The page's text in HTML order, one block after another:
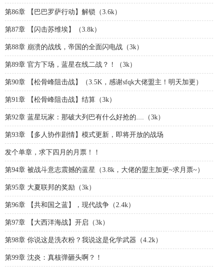
第86章 【巴巴罗萨行动】解锁（3.6k）
第87章 【闪击苏维埃】（3.8k）
第88章 崩溃的战线，帝国的全面闪电战（3k）
第89章 官方下场，蓝星在线二战？！（3k）
第90章 【松骨峰阻击战】（3.5K，感谢sfqk大佬盟主！明天加更）
第91章 【松骨峰阻击战】结算（3k）
第92章 蓝星玩家：那破大列巴有什么好抢的....（3k）
第93章 【多人协作剧情】模式更新，即将开放的战场
发个单章，求下四月的月票！！
第94章 被战斗意志震撼的蓝星（3.8k，大佬的盟主加更~求月票~）
第95章 大夏联邦的奖励（3k）
第96章 【共和国之蓝】，现代战争（2.4k）
第97章 【大西洋海战】开启（3k）
第98章 你说这是洗衣粉？我说这是化学武器（4.2k）
第99章 沈炎：真核弹砸头啊？！